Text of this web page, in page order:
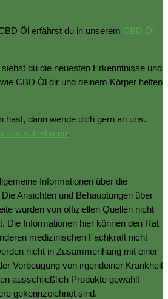
Öl erfährst du in unserem CBD Öl
siehst du die neuesten Erkenntnisse und
CBD Öl dir und deinem Körper helfen
hast, dann wende dich gern an uns.
uns aufnehmen.
Informationen über die
Ansichten und Behauptungen über
wurden von offiziellen Quellen nicht
Die Informationen hier können den Rat
medizinischen Fachkraft nicht
nicht in Zusammenhang mit einer
Vorbeugung von irgendeiner Krankheit
ausschließlich Produkte gewählt
gekennzeichnet sind.